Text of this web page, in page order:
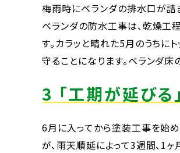
梅雨時にベランダの排水口が詰
ベランダの防水工事は、乾燥工
す。カラッと晴れた5月のうちに
守ることになります。ベランダ床
3 「工期が延びる
6月に入ってから塗装工事を始
が、雨天順延によって3週間、1